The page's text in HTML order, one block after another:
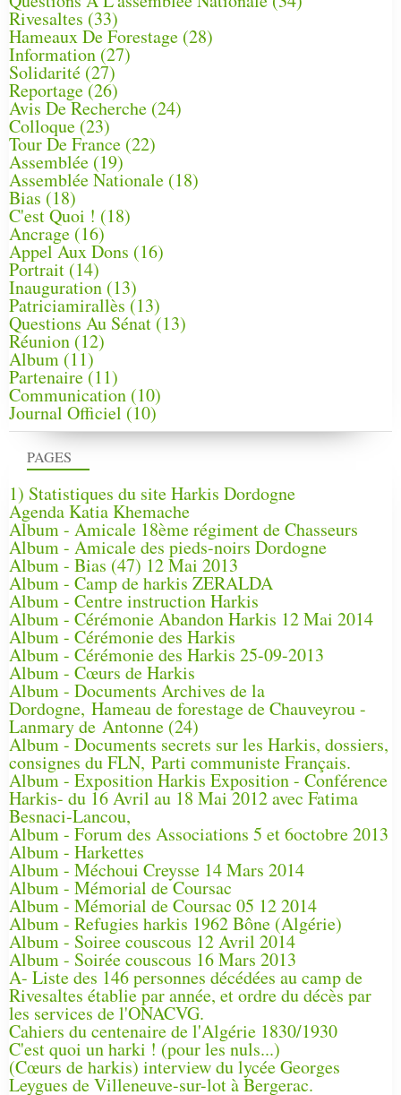
PAGES
1) Statistiques du site Harkis Dordogne
Agenda Katia Khemache
Album - Amicale 18ème régiment de Chasseurs
Album - Amicale des pieds-noirs Dordogne
Album - Bias (47) 12 Mai 2013
Album - Camp de harkis ZERALDA
Album - Centre instruction Harkis
Album - Cérémonie Abandon Harkis 12 Mai 2014
Album - Cérémonie des Harkis
Album - Cérémonie des Harkis 25-09-2013
Album - Cœurs de Harkis
Album - Documents Archives de la
Dordogne, Hameau de forestage de Chauveyrou -
Lanmary de Antonne (24)
Album - Documents secrets sur les Harkis, dossiers,
consignes du FLN, Parti communiste Français.
Album - Exposition Harkis Exposition - Conférence
Harkis- du 16 Avril au 18 Mai 2012 avec Fatima
Besnaci-Lancou,
Album - Forum des Associations 5 et 6octobre 2013
Album - Harkettes
Album - Méchoui Creysse 14 Mars 2014
Album - Mémorial de Coursac
Album - Mémorial de Coursac 05 12 2014
Album - Refugies harkis 1962 Bône (Algérie)
Album - Soiree couscous 12 Avril 2014
Album - Soirée couscous 16 Mars 2013
A- Liste des 146 personnes décédées au camp de
Rivesaltes établie par année, et ordre du décès par
les services de l'ONACVG.
Cahiers du centenaire de l'Algérie 1830/1930
C'est quoi un harki ! (pour les nuls...)
(Cœurs de harkis) interview du lycée Georges
Leygues de Villeneuve-sur-lot à Bergerac.
Rivesaltes (33)
Hameaux De Forestage (28)
Information (27)
Solidarité (27)
Reportage(26)
Avis De Recherche (24)
Colloque (23)
Tour De France (22)
Assemblée (19)
Assemblée Nationale (18)
Bias (18)
C'est Quoi ! (18)
Ancrage (16)
Appel Aux Dons (16)
Portrait (14)
Inauguration (13)
Patriciamirallès (13)
Questions Au Sénat(13)
Réunion (12)
Album (11)
Partenaire(11)
Communication (10)
Journal Officiel (10)